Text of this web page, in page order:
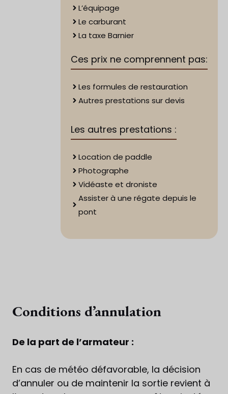
L’équipage
Le carburant
La taxe Barnier
Ces prix ne comprennent pas:
Les formules de restauration
Autres prestations sur devis
Les autres prestations :
Location de paddle
Photographe
Vidéaste et droniste
Assister à une régate depuis le
pont
Conditions d’annulation
De la part de l’armateur :
En cas de météo défavorable, la décision
d’annuler ou de maintenir la sortie revient à